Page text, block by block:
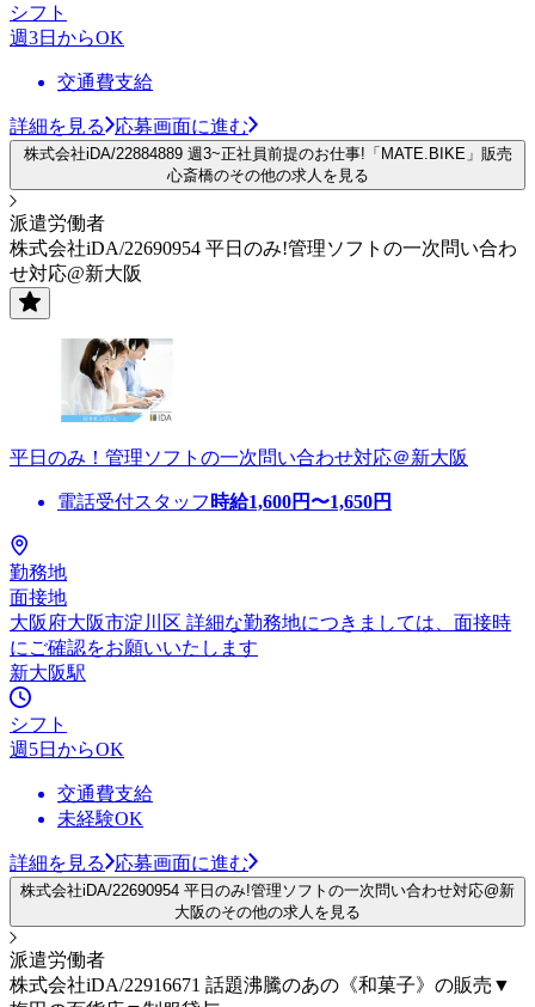
シフト
週3日からOK
交通費支給
詳細を見る 応募画面に進む
株式会社iDA/22884889 週3~正社員前提のお仕事!「MATE.BIKE」販売
心斎橋のその他の求人を見る
派遣労働者
株式会社iDA/22690954 平日のみ!管理ソフトの一次問い合わ
せ対応@新大阪
平日のみ！管理ソフトの一次問い合わせ対応＠新大阪
電話受付スタッフ 時給1,600円〜1,650円
勤務地
面接地
大阪府大阪市淀川区 詳細な勤務地につきましては、面接時
にご確認をお願いいたします
新大阪駅
シフト
週5日からOK
交通費支給
未経験OK
詳細を見る 応募画面に進む
株式会社iDA/22690954 平日のみ!管理ソフトの一次問い合わせ対応@新
大阪のその他の求人を見る
派遣労働者
株式会社iDA/22916671 話題沸騰のあの《和菓子》の販売▼